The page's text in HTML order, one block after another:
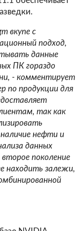
вкупе с
подход,
данные
ПК гораздо
- комментирует
по продукции для
так как
нефти и
данных
поколение
находить залежи,